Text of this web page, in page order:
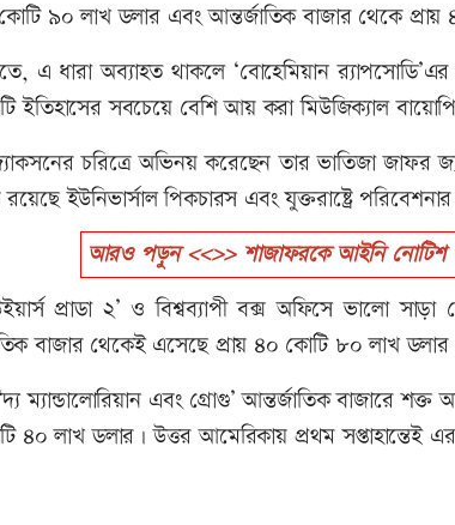
৯০ লাখ ডলার এবং আন্তর্জাতিক বাজার থেকে
এ ধারা অব্যাহত থাকলে ‘বোহেমিয়ান
ইতিহাসের সবচেয়ে বেশি আয় করা মিউজিক্যাল
চরিত্রে অভিনয় করেছেন তার ভাতিজা জাফর
ইউনিভার্সাল পিকচারস এবং যুক্তরাষ্ট্রে
আরও পড়ুন <<>> শাজাফরকে আইনি নোটিশ
প্রাডা ২’ ও বিশ্বব্যাপী বক্স অফিসে ভালো
বাজার থেকেই এসেছে প্রায় ৪০ কোটি ৮০ লাখ
ম্যান্ডালোরিয়ান এবং গ্রোগু’ আন্তর্জাতিক বাজারে
৪০ লাখ ডলার। উত্তর আমেরিকায় প্রথম সপ্তাহান্তেই